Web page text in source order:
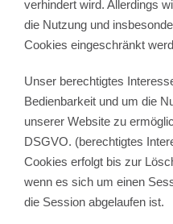
verhindert wird. Allerdings
die Nutzung und
Cookies eingeschränkt
Unser berechtigtes
Bedienbarkeit und um die
unserer Website zu
DSGVO. (berechtigtes
Cookies erfolgt bis zur
wenn es sich um einen
die Session abgelaufen ist.